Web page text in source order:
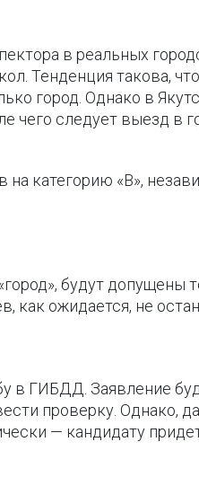
в реальных
Тенденция такова,
город. Однако в
чего следует выезд в
категорию «B»,
будут допущены
как ожидается, не
в ГИБДД. Заявление
проверку. Однако,
— кандидату